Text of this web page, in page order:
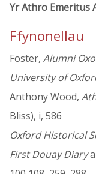
Yr Athro Emeritus
Ffynonellau
Foster, Alumni
University of
Anthony Wood,
Bliss), i, 586
Oxford Historical
First Douay Diary